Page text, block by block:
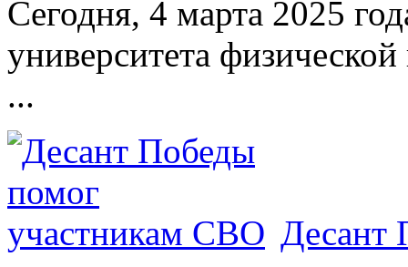
Сегодня, 4 марта 2025
университета
...
Десант